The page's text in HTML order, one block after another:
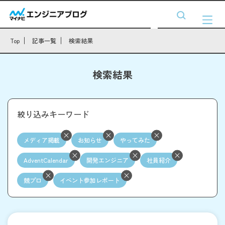
Top 記事一覧 検索結果
検索結果
絞り込みキーワード
メディア掲載 お知らせ やってみた
AdventCalendar 開発エンジニア 社員紹介
競プロ イベント参加レポート